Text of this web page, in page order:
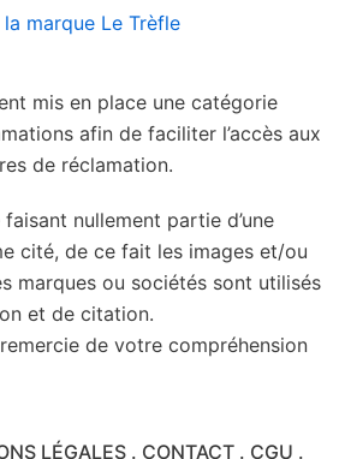
marque Le Trèfle
mis en place une catégorie
afin de faciliter l’accès aux
de réclamation.
nullement partie d’une
cité, de ce fait les images et/ou
marques ou sociétés sont utilisés
et de citation.
de votre compréhension
LÉGALES. CONTACT. CGU .